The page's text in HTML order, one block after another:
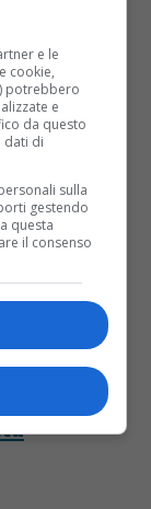
il rapido
più
che
e le
cookie,
potrebbero
e
da questo
dati di
sulla
gestendo
questa
il consenso